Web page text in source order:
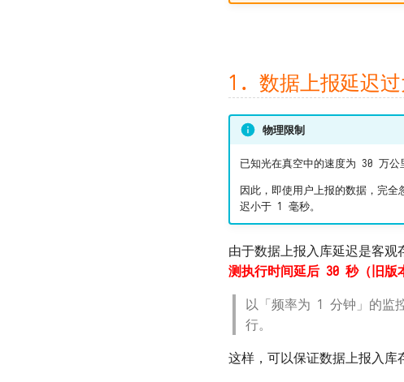
1. 数据上报延迟
物理限制
已知光在真空中的速度为 30 万公
因此，即使用户上报的数据，完
迟小于 1 毫秒。
由于数据上报入库延迟是客观
测执行时间延后 30 秒（旧版
以「频率为 1 分钟」的监
行。
这样，可以保证数据上报入库